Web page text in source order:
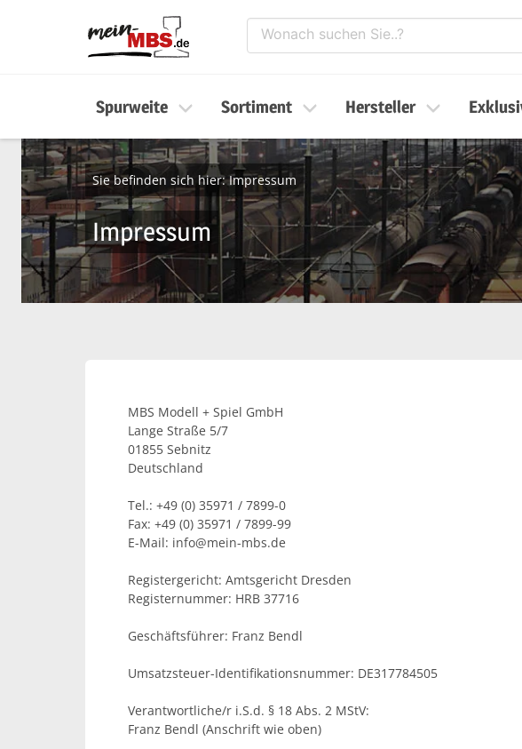
Spurweite Sortiment Hersteller
Sie befinden sich hier:Impressum
Impressum
MBS Modell + Spiel GmbH
Lange Straße 5/7
01855 Sebnitz
Deutschland
Tel.: +49 (0) 35971 / 7899-0
Fax: +49 (0) 35971 / 7899-99
E-Mail: info@mein-mbs.de
Registergericht: Amtsgericht Dresden
Registernummer: HRB 37716
Geschäftsführer: Franz Bendl
Umsatzsteuer-Identifikationsnummer: DE317784505
Verantwortliche/r i.S.d. § 18 Abs. 2 MStV:
Franz Bendl (Anschrift wie oben)